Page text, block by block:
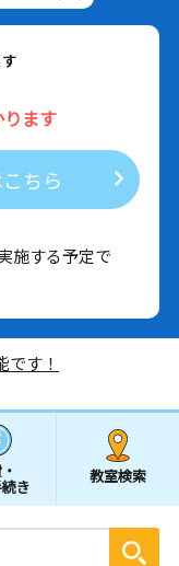
ます
ちら
施する予定で
す！
き
教室検索